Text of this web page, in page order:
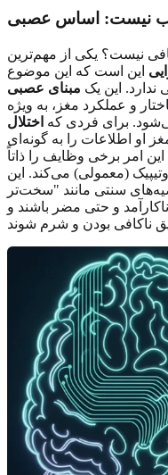
نیست: اساس عصبی
نیست؟ یکی از مهم‌ترین
این است که این موضوع
ندارد. این یک مبنای عصبی
و عملکرد مغز، به ویژه
برای فردی که اختلال
او اطلاعات را به گونه‌ای
امر برخی وظایف را ذاتاً
(معمولی) می‌کند. این
سنتی مانند "سخت‌تر
و حتی مضر باشند و